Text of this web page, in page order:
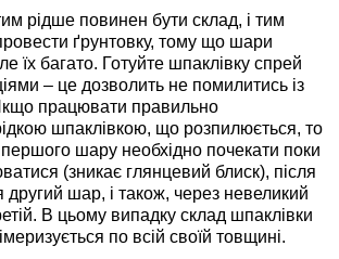
рідше повинен бути склад, і тим
ґрунтовку, тому що шари
їх багато. Готуйте шпаклівку спрей
– це дозволить не помилитись із
працювати правильно
шпаклівкою, що розпилюється, то
шару необхідно почекати поки
(зникає глянцевий блиск), після
другий шар, і також, через невеликий
В цьому випадку склад шпаклівки
по всій своїй товщині.